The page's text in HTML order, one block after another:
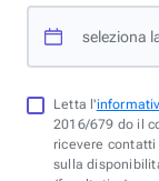
seleziona
Letta l'
2016/679 do il
ricevere
sulla